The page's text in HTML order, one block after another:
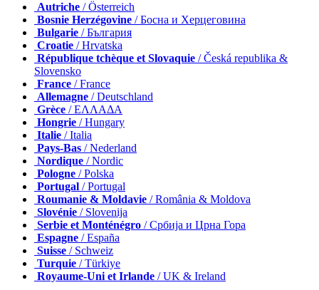
Autriche / Österreich
Bosnie Herzégovine / Босна и Херцеговина
Bulgarie / България
Croatie / Hrvatska
République tchèque et Slovaquie / Česká republika &
Slovensko
France / France
Allemagne / Deutschland
Grèce / ΕΛΛΑΔΑ
Hongrie / Hungary
Italie / Italia
Pays-Bas / Nederland
Nordique / Nordic
Pologne / Polska
Portugal / Portugal
Roumanie & Moldavie / România & Moldova
Slovénie / Slovenija
Serbie et Monténégro / Србија и Црна Гора
Espagne / España
Suisse / Schweiz
Turquie / Türkiye
Royaume-Uni et Irlande / UK & Ireland